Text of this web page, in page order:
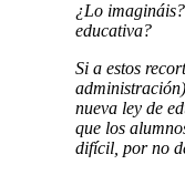
¿Lo
educativa?
Si a estos
nueva ley de
que los
difícil, por no